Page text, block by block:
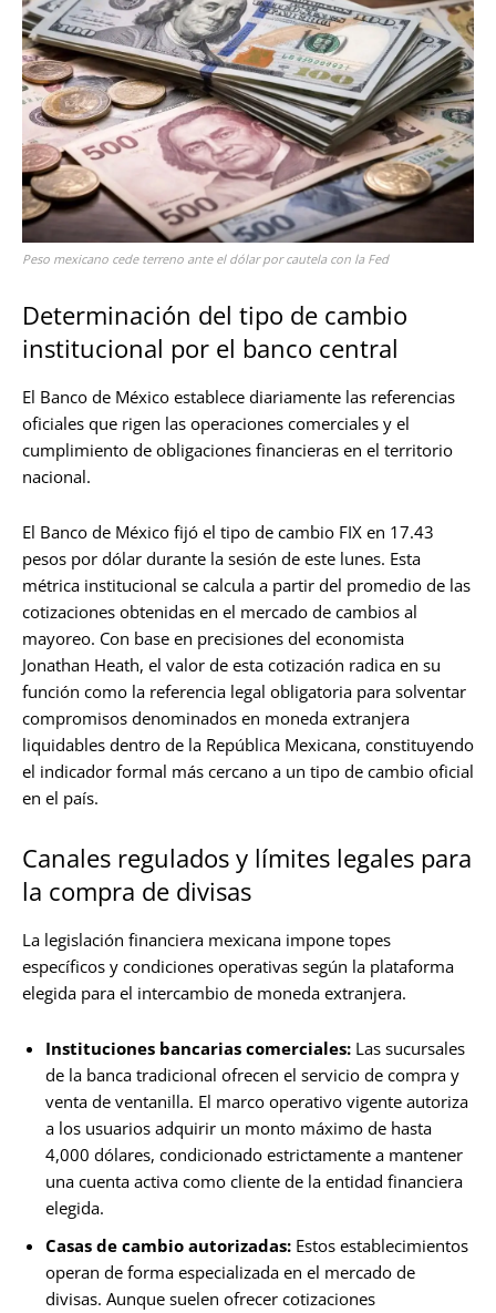
Peso mexicano cede terreno ante el dólar por cautela con la Fed
Determinación del tipo de cambio
institucional por el banco central
El Banco de México establece diariamente las referencias
oficiales que rigen las operaciones comerciales y el
cumplimiento de obligaciones financieras en el territorio
nacional.
El Banco de México fijó el tipo de cambio FIX en 17.43
pesos por dólar durante la sesión de este lunes. Esta
métrica institucional se calcula a partir del promedio de las
cotizaciones obtenidas en el mercado de cambios al
mayoreo. Con base en precisiones del economista
Jonathan Heath, el valor de esta cotización radica en su
función como la referencia legal obligatoria para solventar
compromisos denominados en moneda extranjera
liquidables dentro de la República Mexicana, constituyendo
el indicador formal más cercano a un tipo de cambio oficial
en el país.
Canales regulados y límites legales para
la compra de divisas
La legislación financiera mexicana impone topes
específicos y condiciones operativas según la plataforma
elegida para el intercambio de moneda extranjera.
Instituciones bancarias comerciales: Las sucursales
de la banca tradicional ofrecen el servicio de compra y
venta de ventanilla. El marco operativo vigente autoriza
a los usuarios adquirir un monto máximo de hasta
4,000 dólares, condicionado estrictamente a mantener
una cuenta activa como cliente de la entidad financiera
elegida.
Casas de cambio autorizadas: Estos establecimientos
operan de forma especializada en el mercado de
divisas. Aunque suelen ofrecer cotizaciones